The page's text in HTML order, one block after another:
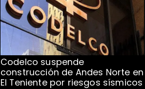
Codelco suspende
construcción de Andes Norte en
El Teniente por riesgos sísmicos